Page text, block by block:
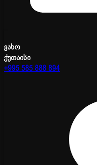
ვახო
ქუთაისი
+995 585 888 894